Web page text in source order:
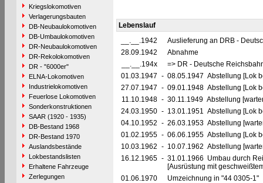
Kriegslokomotiven
Verlagerungsbauten
DB-Neubaulokomotiven
DB-Umbaulokomotiven
DR-Neubaulokomotiven
DR-Rekolokomotiven
DR - "6000er"
ELNA-Lokomotiven
Industrielokomotiven
Feuerlose Lokomotiven
Sonderkonstruktionen
SAAR (1920 - 1935)
DB-Bestand 1968
DR-Bestand 1970
Auslandsbestände
Lokbestandslisten
Erhaltene Fahrzeuge
Zerlegungen
Lebenslauf
__.__.1942
Auslieferung an DRB -
28.09.1942
Abnahme
__.__.194x
=> DR - Deutsche
01.03.1947 - 08.05.1947 Abstellung [Lok
27.07.1947 - 09.01.1948 Abstellung [Lok
11.10.1948 - 30.11.1949 Abstellung
24.03.1950 - 13.01.1951 Abstellung [Lok
04.10.1952 - 26.03.1953 Abstellung
01.02.1955 - 06.06.1955 Abstellung [Lok
10.03.1962 - 10.07.1962 Abstellung
16.12.1965 - 31.01.1966 Umbau durch
[Ausrüstung mit
01.06.1970
Umzeichnung in "44 0305-1"